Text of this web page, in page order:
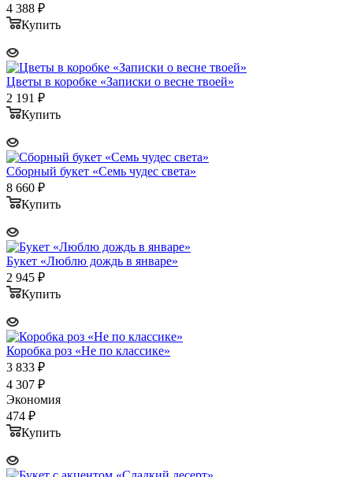
4 388 ₽
Купить
Цветы в коробке «Записки о весне твоей»
2 191 ₽
Купить
Сборный букет «Семь чудес света»
8 660 ₽
Купить
Букет «Люблю дождь в январе»
2 945 ₽
Купить
Коробка роз «Не по классике»
3 833 ₽
4 307 ₽
Экономия
474 ₽
Купить